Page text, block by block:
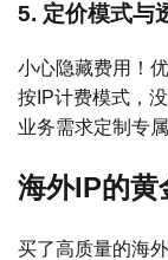
5. 定价模式与
小心隐藏费用！
按IP计费模式，
业务需求定制专
海外IP的黄
买了高质量的海